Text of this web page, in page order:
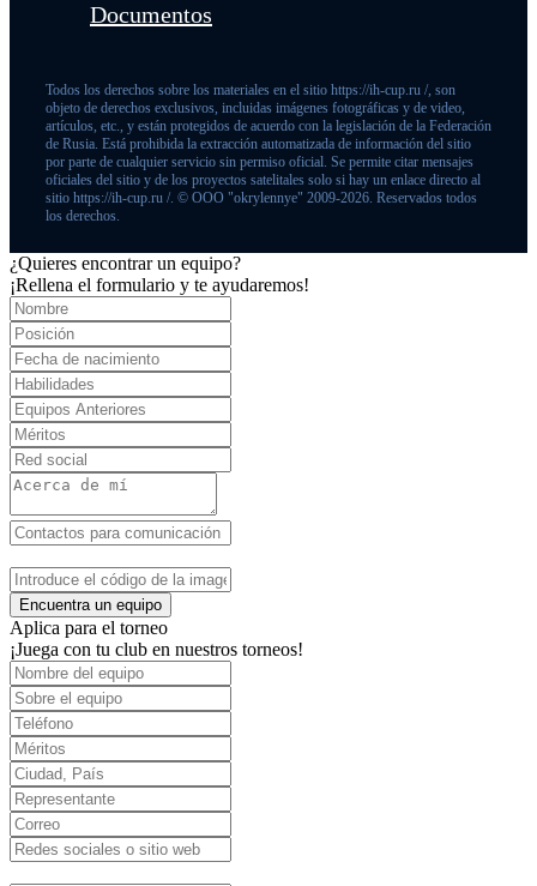
Documentos
Todos los derechos sobre los materiales en el sitio https://ih-cup.ru /, son
objeto de derechos exclusivos, incluidas imágenes fotográficas y de video,
artículos, etc., y están protegidos de acuerdo con la legislación de la Federación
de Rusia. Está prohibida la extracción automatizada de información del sitio
por parte de cualquier servicio sin permiso oficial. Se permite citar mensajes
oficiales del sitio y de los proyectos satelitales solo si hay un enlace directo al
sitio https://ih-cup.ru /. © OOO "okrylennye" 2009-2026. Reservados todos
los derechos.
¿Quieres encontrar un equipo?
¡Rellena el formulario y te ayudaremos!
Encuentra un equipo
Aplica para el torneo
¡Juega con tu club en nuestros torneos!